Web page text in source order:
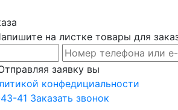
на листке товары для
заявку вы
конфедициальности
41 Заказать звонок